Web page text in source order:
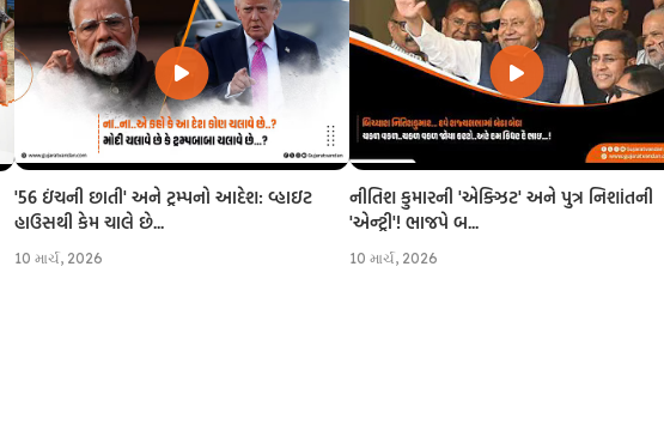
'56 ઇંચની છાતી' અને ટ્રમ્પનો આદેશ: વ્હાઇટ
હાઉસથી કેમ ચાલે છે...
10 માર્ચ, 2026
નીતિશ કુમારની 'એક્ઝિટ' અને પુત્ર નિશાંતની
'એન્ટ્રી'! ભાજપે બ...
10 માર્ચ, 2026